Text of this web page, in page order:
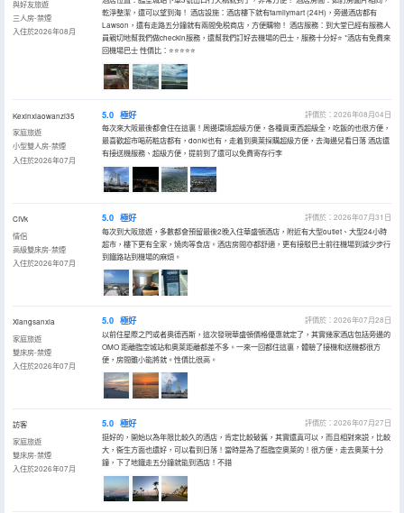
與好友旅遊
三人房-禁煙
入住於2026年08月
乾淨整潔，還可以望到海！ 酒店設施：酒店樓下就有familymart (24H)，旁邊酒店都有
Lawson，還有走路五分鐘就有兩間免税商店，方便購物！ 酒店服務：到大堂已經有服務人
員親切地幫我們做checkin服務，還幫我們訂好去機場的巴士，服務十分好⭐️ *酒店有免費來
回機場巴士 性價比：⭐️⭐️⭐️⭐️⭐️
Kexinxiaowanzi35
家庭旅遊
小型雙人房-禁煙
入住於2026年07月
5.0 極好
評價於：2026年08月04日
每次來大阪最後都會住在這裏！周邊環境超級方便，各種買東西超級全，吃飯的也很方便，
最喜歡超市喝葯粧店都有，donki也有，走着到奧萊採購超級方便，去海邊兒看日落 酒店還
有接送機服務、超級方便，提前到了還可以免費寄存行李
CIVk
情侶
高級雙床房-禁煙
入住於2026年07月
5.0 極好
評價於：2026年07月31日
每次到大阪旅遊，多數都會預留最後2晚入住華盛頓酒店，附近有大型outlet、大型24小時
超市，樓下更有全家，燒肉等食店。酒店房間亦都舒適，更有接駁巴士前往機場到減少步行
到鐵路站到機場的麻煩。
Xiangsanxia
家庭旅遊
雙床房-禁煙
入住於2026年07月
5.0 極好
評價於：2026年07月28日
以前住星際之門或者奧德西斯，這次發現華盛頓價格優惠就定了，其實幾家酒店包括旁邊的
OMO 距離臨空城站和奧萊距離都差不多。一來一回都住這裏，體驗了接機和送機都很方
便，房間雖小能將就。性價比很高。
訪客
家庭旅遊
雙床房-禁煙
入住於2026年07月
5.0 極好
評價於：2026年07月27日
挺好的，開始以為年限比較久的酒店，肯定比較破舊，其實還真可以，而且相對來説，比較
大，衞生方面也還好，可以看到日落！當時是為了逛臨空奧萊的！很方便，走去奧萊十分
鐘，下了地鐵走五分鐘就能到酒店！不錯